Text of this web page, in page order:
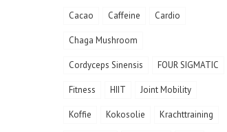
Cacao Caffeine Cardio
Chaga Mushroom
Cordyceps Sinensis FOUR SIGMATIC
Fitness HIIT Joint Mobility
Koffie Kokosolie Krachttraining